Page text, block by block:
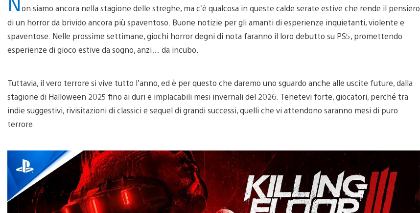
on siamo ancora nella stagione delle streghe, ma c’è qualcosa in queste calde serate estive che rende il pensiero
di un horror da brivido ancora più spaventoso. Buone notizie per gli amanti di esperienze inquietanti, violente e
spaventose. Nelle prossime settimane, giochi horror degni di nota faranno il loro debutto su PS5, promettendo
esperienze di gioco estive da sogno, anzi… da incubo.
Tuttavia, il vero terrore si vive tutto l’anno, ed è per questo che daremo uno sguardo anche alle uscite future, dalla
stagione di Halloween 2025 fino ai duri e implacabili mesi invernali del 2026. Tenetevi forte, giocatori, perché tra
indie suggestivi, rivisitazioni di classici e sequel di grandi successi, quelli che vi attendono saranno mesi di puro
terrore.